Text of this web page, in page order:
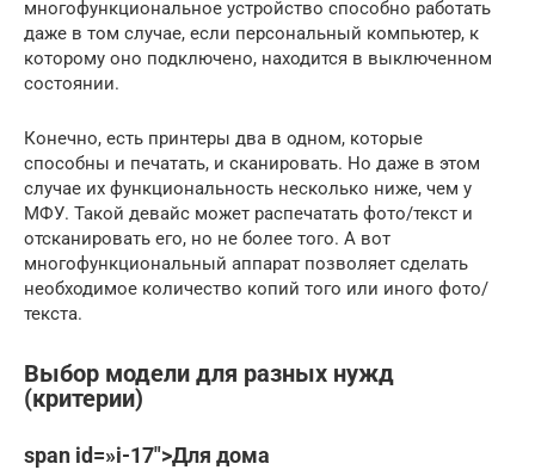
многофункциональное устройство способно работать
даже в том случае, если персональный компьютер, к
которому оно подключено, находится в выключенном
состоянии.
Конечно, есть принтеры два в одном, которые
способны и печатать, и сканировать. Но даже в этом
случае их функциональность несколько ниже, чем у
МФУ. Такой девайс может распечатать фото/текст и
отсканировать его, но не более того. А вот
многофункциональный аппарат позволяет сделать
необходимое количество копий того или иного фото/
текста.
Выбор модели для разных нужд
(критерии)
span id=»i-17″>Для дома